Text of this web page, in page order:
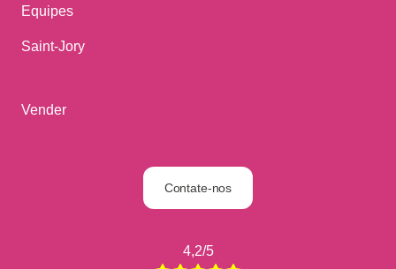
Equipes
Saint-Jory
Vender
Contate-nos
4,2/5